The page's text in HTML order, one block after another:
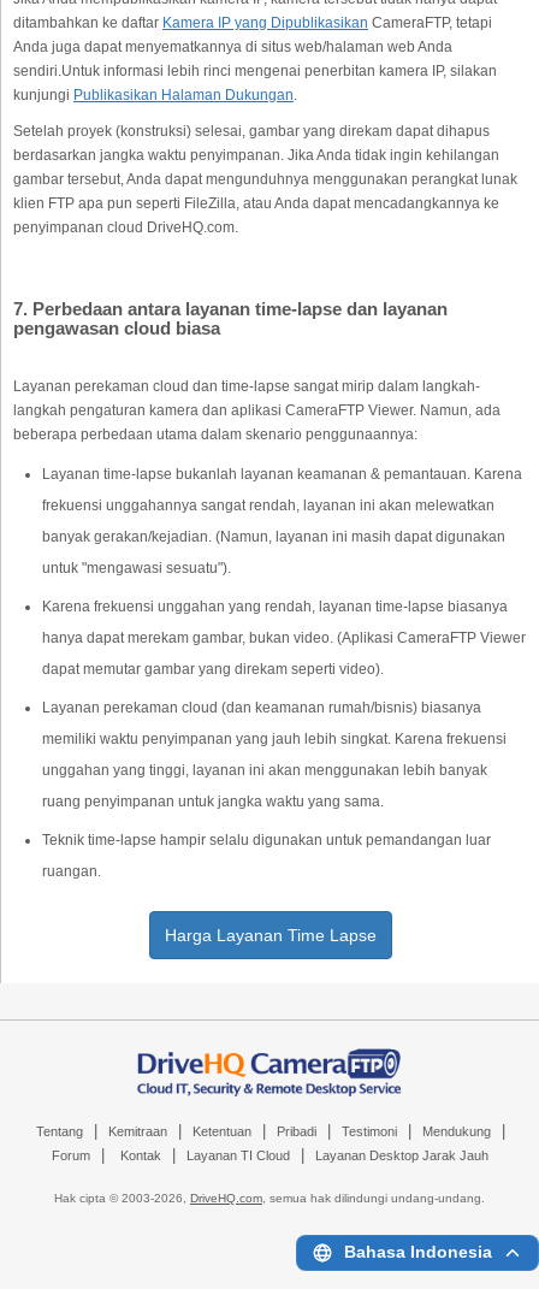
ditambahkan ke daftar Kamera IP yang Dipublikasikan CameraFTP, tetapi
Anda juga dapat menyematkannya di situs web/halaman web Anda
sendiri.Untuk informasi lebih rinci mengenai penerbitan kamera IP, silakan
kunjungi Publikasikan Halaman Dukungan
Setelah proyek (konstruksi) selesai, gambar yang direkam dapat dihapus
berdasarkan jangka waktu penyimpanan. Jika Anda tidak ingin kehilangan
gambar tersebut, Anda dapat mengunduhnya menggunakan perangkat lunak
klien FTP apa pun seperti FileZilla, atau Anda dapat mencadangkannya ke
penyimpanan cloud DriveHQ.com.
7. Perbedaan antara layanan time-lapse dan layanan
pengawasan cloud biasa
Layanan perekaman cloud dan time-lapse sangat mirip dalam langkah-
langkah pengaturan kamera dan aplikasi CameraFTP Viewer. Namun, ada
beberapa perbedaan utama dalam skenario penggunaannya:
Layanan time-lapse bukanlah layanan keamanan & pemantauan. Karena
frekuensi unggahannya sangat rendah, layanan ini akan melewatkan
banyak gerakan/kejadian. (Namun, layanan ini masih dapat digunakan
untuk "mengawasi sesuatu").
Karena frekuensi unggahan yang rendah, layanan time-lapse biasanya
hanya dapat merekam gambar, bukan video. (Aplikasi CameraFTP Viewer
dapat memutar gambar yang direkam seperti video).
Layanan perekaman cloud (dan keamanan rumah/bisnis) biasanya
memiliki waktu penyimpanan yang jauh lebih singkat. Karena frekuensi
unggahan yang tinggi, layanan ini akan menggunakan lebih banyak
ruang penyimpanan untuk jangka waktu yang sama.
Teknik time-lapse hampir selalu digunakan untuk pemandangan luar
ruangan.
Harga Layanan Time Lapse
Tentang Kemitraan Ketentuan Pribadi Testimoni Mendukung
Forum Kontak Layanan TI Cloud Layanan Desktop Jarak Jauh
Hak cipta © 2003-2026, DriveHQ.com , semua hak dilindungi undang-undang.
Bahasa Indonesia